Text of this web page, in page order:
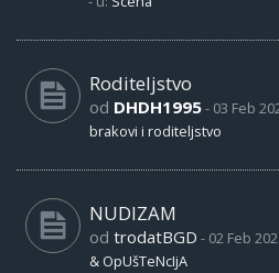
Roditeljstvo
od DHDH1995- 03 Feb
brakovi i roditeljstvo
NUDIZAM
od trodatBGD - 02 Feb
& OpUšTeNcIjA